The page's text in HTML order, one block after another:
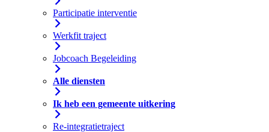
Participatie interventie
Werkfit traject
Jobcoach Begeleiding
Alle diensten
Ik heb een gemeente uitkering
Re-integratietraject